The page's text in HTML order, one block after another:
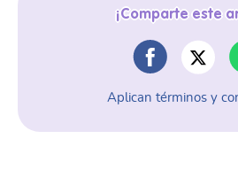
¡Comparte este
Aplican términos y